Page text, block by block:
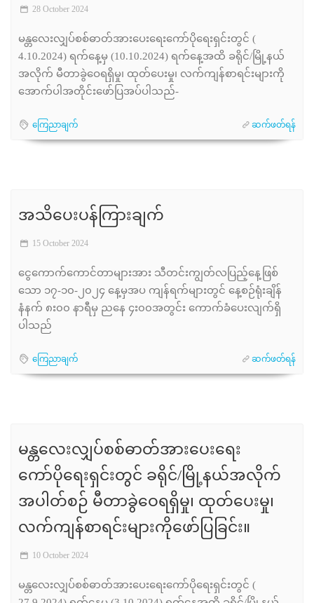
28 October 2024
မန္တလေးလျှပ်စစ်ဓာတ်အားပေးရေးကော်ပိုရေးရှင်းတွင် (
4.10.2024) ရက်နေ့မှ (10.10.2024) ရက်နေ့အထိ ခရိုင်/မြို့နယ်
အလိုက် မီတာခွဲဝေရရှိမှု၊ ထုတ်ပေးမှု၊ လက်ကျန်စာရင်းများကို
အောက်ပါအတိုင်းဖော်ပြအပ်ပါသည်-
ကြေညာချက် ဆက်ဖတ်ရန်
အသိပေးပန်ကြားချက်
15 October 2024
ငွေကောက်ကောင်တာများအား သီတင်းကျွတ်လပြည့်နေ့ဖြစ်
သော ၁၇-၁၀-၂၀၂၄ နေ့မှအပ ကျန်ရက်များတွင် နေ့စဉ်ရုံးချိန်
နံနက် ၈း၀၀ နာရီမှ ညနေ ၄း၀၀အတွင်း ကောက်ခံပေးလျက်ရှိ
ပါသည်
ကြေညာချက် ဆက်ဖတ်ရန်
မန္တလေးလျှပ်စစ်ဓာတ်အားပေးရေး
ကော်ပိုရေးရှင်းတွင် ခရိုင်/မြို့နယ်အလိုက်
အပါတ်စဉ် မီတာခွဲဝေရရှိမှု၊ ထုတ်ပေးမှု၊
လက်ကျန်စာရင်းများကိုဖော်ပြခြင်း။
10 October 2024
မန္တလေးလျှပ်စစ်ဓာတ်အားပေးရေးကော်ပိုရေးရှင်းတွင် (